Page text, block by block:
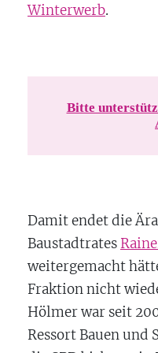
Winterwerb.
Bitte
Damit endet die
Baustadtrates
weitergemacht
Fraktion nicht
Hölmer war seit
Ressort Bauen